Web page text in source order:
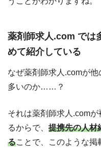
薬剤師求人.com では
めて紹介している
なぜ薬剤師求人.comが
多いのか……？
それは薬剤師求人.com
るからで、 提携先の人材
ることで、このような掲